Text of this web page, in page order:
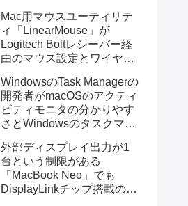
トーラの作成に対応。
Mac用マウスユーティリテ
ィ「LinearMouse」が
Logitech Boltレシーバー経
由のマウス設定とワイヤレ
ックボールに対応。
WindowsのTask Managerの
開発者がmacOSのアクティ
ビティモニタの分かりやす
さとWindowsのタスクマネ
Mac用システムモニタアプ
リ「Task Manager TMOG」
のBeta版を公開。
外部ディスプレイ出力が1
台という制限がある
「MacBook Neo」でも
DisplayLinkチップ搭載の